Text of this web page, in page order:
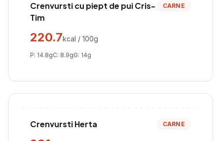
Crenvursti cu piept de pui Cris-
Tim
CARNE
220.7kcal / 100g
P: 14.8gC: 8.9gG: 14g
Crenvursti Herta CARNE